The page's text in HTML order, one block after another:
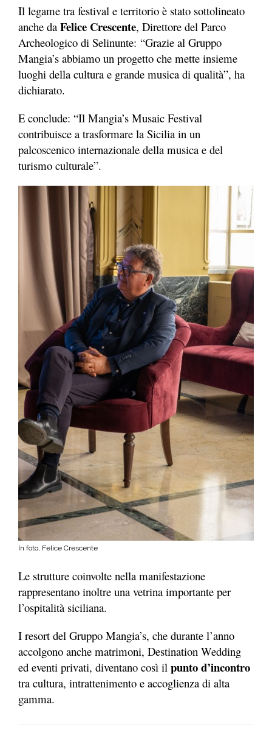
Il legame tra festival e territorio è stato sottolineato
anche da Felice Crescente, Direttore del Parco
Archeologico di Selinunte: “Grazie al Gruppo
Mangia’s abbiamo un progetto che mette insieme
luoghi della cultura e grande musica di qualità”, ha
dichiarato.
E conclude: “Il Mangia’s Musaic Festival
contribuisce a trasformare la Sicilia in un
palcoscenico internazionale della musica e del
turismo culturale”.
In foto, Felice Crescente
Le strutture coinvolte nella manifestazione
rappresentano inoltre una vetrina importante per
l’ospitalità siciliana.
I resort del Gruppo Mangia’s, che durante l’anno
accolgono anche matrimoni, Destination Wedding
ed eventi privati, diventano così il punto d’incontro
tra cultura, intrattenimento e accoglienza di alta
gamma.